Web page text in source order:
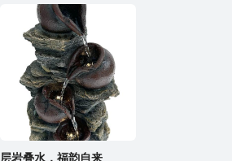
层岩叠水，福韵自来